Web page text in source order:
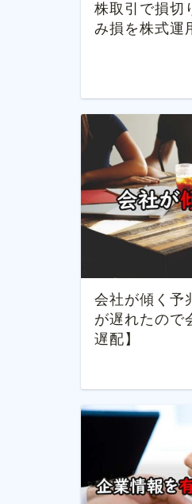
株取引で損切
み損を株式運
会社が傾く予
が遅れたので
遅配】